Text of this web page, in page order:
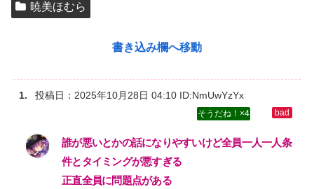
暁美ほむら
書き込み欄へ移動
投稿日：2025年10月28日 04:10 ID:NmUwYzYx
4
誰が悪いとかの話になりやすいけど全員一人一人条
件とタイミングが悪すぎる‌
正直全員に問題点がある‌